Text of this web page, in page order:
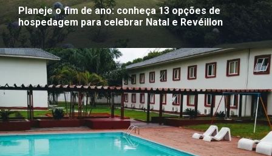
Planeje o fim de ano: conheça 13 opções de
hospedagem para celebrar Natal e Revéillon